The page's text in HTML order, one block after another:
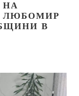
НА
ЛЮБОМИР
В